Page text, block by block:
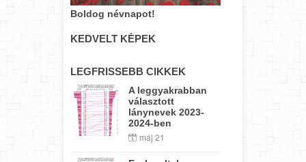
Boldog névnapot!
KEDVELT KÉPEK
LEGFRISSEBB CIKKEK
A leggyakrabban
választott
lánynevek 2023-
2024-ben
máj 21